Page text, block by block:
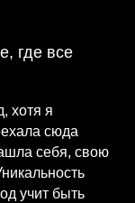
где все
хотя я
сюда
себя, свою
учит быть